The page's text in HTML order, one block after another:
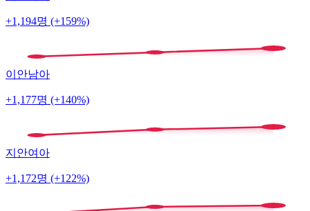
+1,194명 (+159%)
이안남아
+1,177명 (+140%)
지안여아
+1,172명 (+122%)